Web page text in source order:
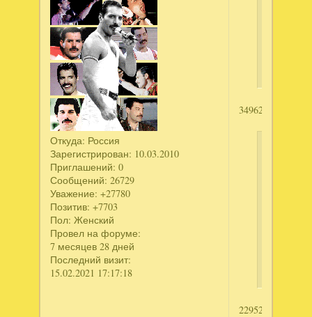
Откуда: Россия
Зарегистрирован: 10.03.2010
Приглашений: 0
Сообщений: 26729
Уважение: +27780
Позитив: +7703
Пол: Женский
Провел на форуме:
7 месяцев 28 дней
Последний визит:
15.02.2021 17:17:18
3496240722
2295277563